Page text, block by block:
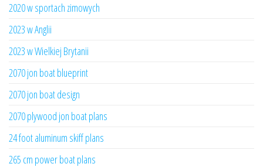
2020 w sportach zimowych
2023 w Anglii
2023 w Wielkiej Brytanii
2070 jon boat blueprint
2070 jon boat design
2070 plywood jon boat plans
24 foot aluminum skiff plans
265 cm power boat plans